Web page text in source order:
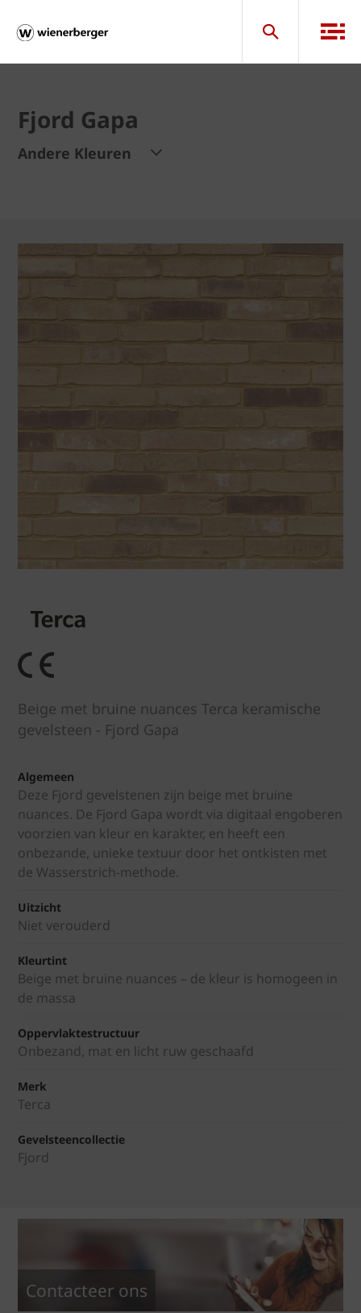
Fjord Gapa
Andere Kleuren
Beige met bruine nuances Terca keramische
gevelsteen - Fjord Gapa
Algemeen
Deze Fjord gevelstenen zijn beige met bruine
nuances. De Fjord Gapa wordt via digitaal engoberen
voorzien van kleur en karakter, en heeft een
onbezande, unieke textuur door het ontkisten met
de Wasserstrich-methode.
Uitzicht
Niet verouderd
Kleurtint
Beige met bruine nuances – de kleur is homogeen in
de massa
Oppervlaktestructuur
Onbezand, mat en licht ruw geschaafd
Merk
Terca
Gevelsteencollectie
Fjord
Contacteer ons